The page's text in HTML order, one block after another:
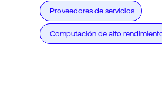
Proveedores de servicios
Computación de alto